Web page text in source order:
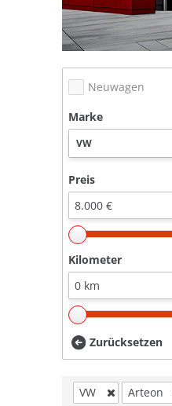
Neuwagen
Marke
Preis
Kilometer
Zurücksetzen
VW Arteon